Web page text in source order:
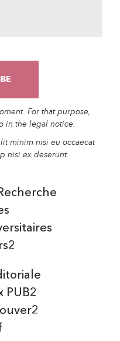
For that purpose,
in the legal notice.
minim nisi eu occaecat
nisi ex deserunt.
PUB2